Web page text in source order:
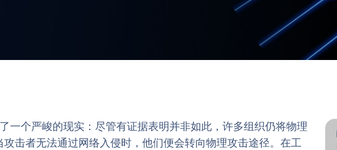
一个严峻的现实：尽管有证据表明并非如此，许多组织仍将物理
攻击者无法通过网络入侵时，他们便会转向物理攻击途径。在工